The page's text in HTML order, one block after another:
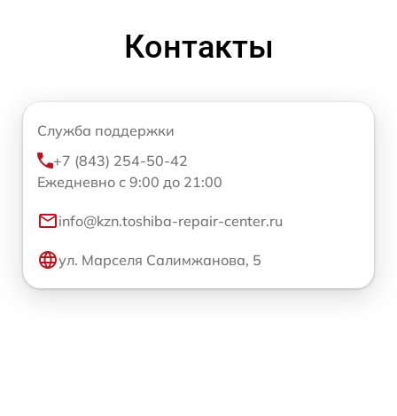
Контакты
Служба поддержки
+7 (843) 254-50-42
Ежедневно с 9:00 до 21:00
info@kzn.toshiba-repair-center.ru
ул. Марселя Салимжанова, 5